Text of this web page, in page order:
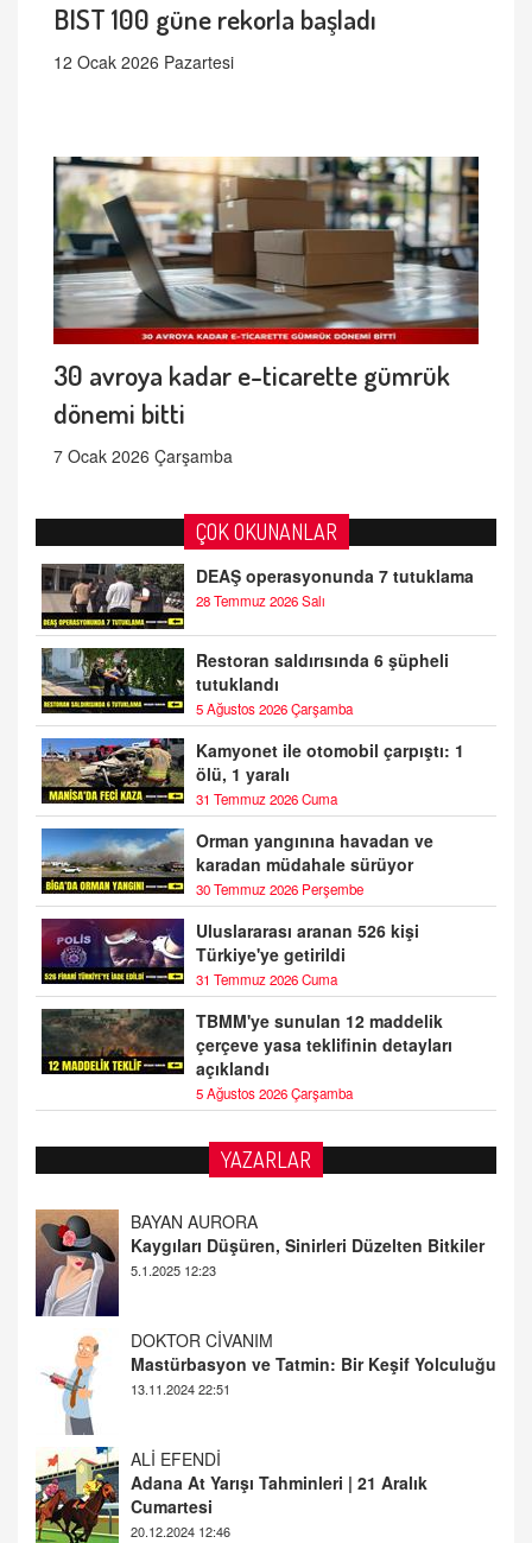
BIST 100 güne rekorla başladı
12 Ocak 2026 Pazartesi
30 avroya kadar e-ticarette gümrük
dönemi bitti
7 Ocak 2026 Çarşamba
ÇOK OKUNANLAR
DEAŞ operasyonunda 7 tutuklama
28 Temmuz 2026 Salı
Restoran saldırısında 6 şüpheli
tutuklandı
5 Ağustos 2026 Çarşamba
Kamyonet ile otomobil çarpıştı: 1
ölü, 1 yaralı
31 Temmuz 2026 Cuma
Orman yangınına havadan ve
karadan müdahale sürüyor
30 Temmuz 2026 Perşembe
Uluslararası aranan 526 kişi
Türkiye'ye getirildi
31 Temmuz 2026 Cuma
TBMM'ye sunulan 12 maddelik
çerçeve yasa teklifinin detayları
açıklandı
5 Ağustos 2026 Çarşamba
YAZARLAR
DOKTOR CİVANIM
Mastürbasyon ve Tatmin: Bir Keşif Yolculuğu
13.11.2024 22:51
ALİ EFENDİ
Adana At Yarışı Tahminleri | 21 Aralık
Cumartesi
TUTKUNUN PERİSİ
Sağlıklı Bir Cinsel Yaşam ile İlgili Bilinmesi
Gerekenler
08.11.2024 13:16